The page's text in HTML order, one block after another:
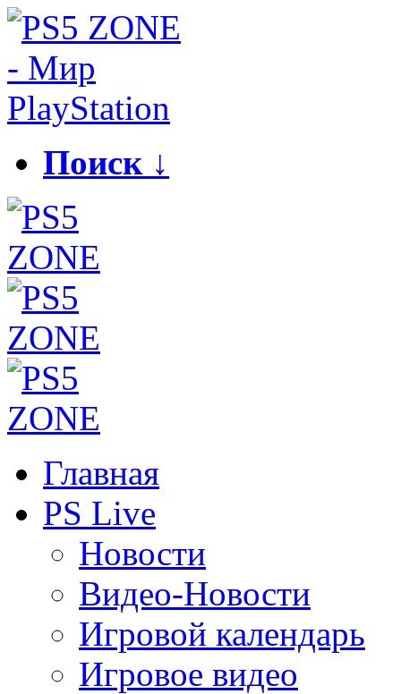
Поиск ↓
Главная
PS Live
Новости
Видео-Новости
Игровой календарь
Игровое видео